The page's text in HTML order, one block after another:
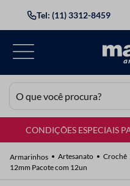
Tel: (11) 3312-8459
O que você procura?
CONDIÇÕES ESPECIAIS
Artesanato Crochê
12mm Pacote com 12un
TERMOS MAIS BUSCADOS
2º
barbante